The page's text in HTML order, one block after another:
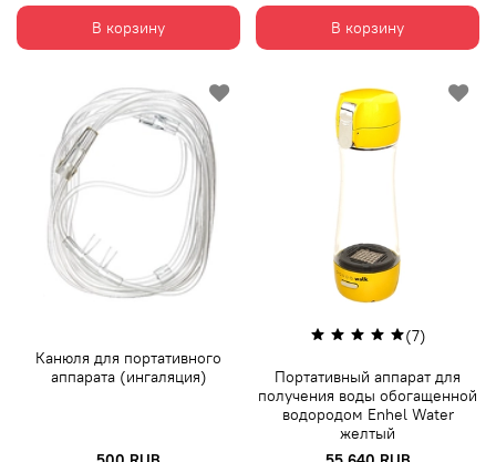
В корзину
В корзину
Канюля для портативного
аппарата (ингаляция)
(7)
Портативный аппарат для
получения воды обогащенной
водородом Enhel Water
желтый